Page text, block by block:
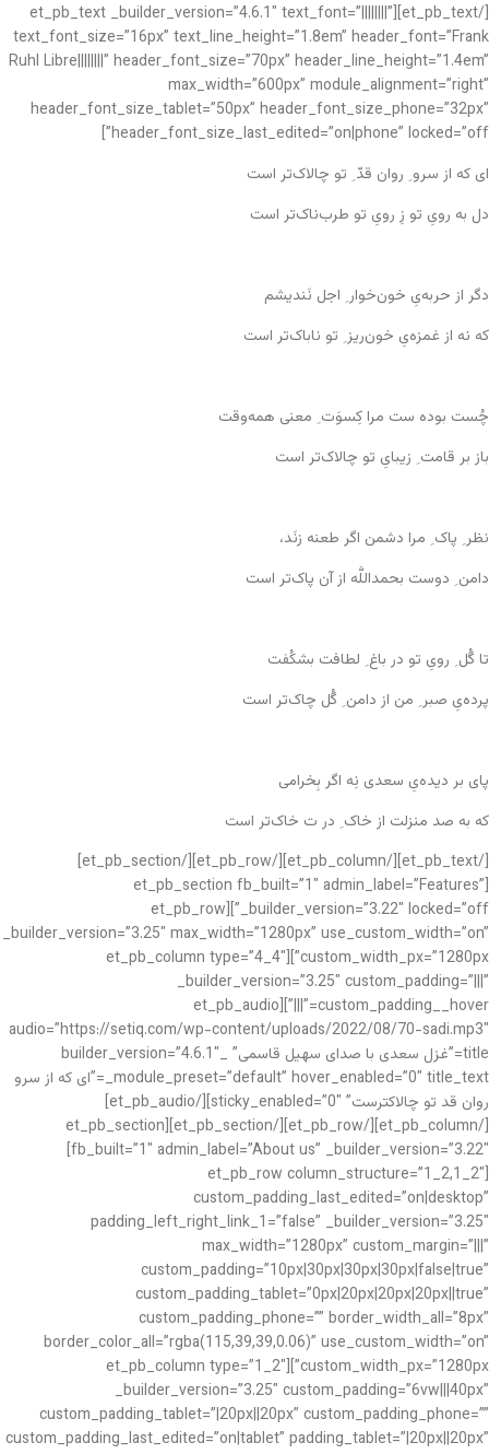
[/et_pb_text][et_pb_text _builder_version=”4.6.1″ text_font=”||||||||”
text_font_size=”16px” text_line_height=”1.8em” header_font=”Frank
Ruhl Libre||||||||” header_font_size=”70px” header_line_height=”1.4em”
max_width=”600px” module_alignment=”right”
header_font_size_tablet=”50px” header_font_size_phone=”32px”
header_font_size_last_edited=”on|phone” locked=”off”]
ای که از سرو ِ روان قدّ ِ تو چالاک‌تر است
دل به رویِ تو زِ رویِ تو طرب‌ناک‌تر است
دگر از حربه‌یِ خون‌خوار ِ اجل نَندیشم
که نه از غمزه‌یِ خون‌ریز ِ تو ناباک‌تر است
چُست بوده ست مرا کِسوَت ِ معنی همه‌وقت
باز بر قامت ِ زیبایِ تو چالاک‌تر است
نظر ِ پاک ِ مرا دشمن اگر طعنه زنَد،
دامن ِ دوست بحمداللَّه از آن پاک‌تر است
تا گُل ِ رویِ تو در باغ ِ لطافت بشکُفت
پرده‌یِ صبر ِ من از دامن ِ گُل چاک‌تر است
پای بر دیده‌یِ سعدی نِه اگر بِخرامی
که به صد منزلت از خاک ِ در ت خاک‌تر است
[/et_pb_text][/et_pb_column][/et_pb_row][/et_pb_section]
[et_pb_section fb_built=”1″ admin_label=”Features”
_builder_version=”3.22″ locked=”off”][et_pb_row
_builder_version=”3.25″ max_width=”1280px” use_custom_width=”on”
custom_width_px=”1280px”][et_pb_column type=”4_4″
_builder_version=”3.25″ custom_padding=”|||”
custom_padding__hover=”|||”][et_pb_audio
audio=”https://setiq.com/wp-content/uploads/2022/08/70-sadi.mp3″
title=”غزل سعدی با صدای سهیل قاسمی” _builder_version=”4.6.1″
_module_preset=”default” hover_enabled=”0″ title_text=”ای که از سرو
روان قد تو چالاکترست” sticky_enabled=”0″][/et_pb_audio]
[/et_pb_column][/et_pb_row][/et_pb_section][et_pb_section
fb_built=”1″ admin_label=”About us” _builder_version=”3.22″]
[et_pb_row column_structure=”1_2,1_2″
custom_padding_last_edited=”on|desktop”
padding_left_right_link_1=”false” _builder_version=”3.25″
max_width=”1280px” custom_margin=”|||”
custom_padding=”10px|30px|30px|30px|false|true”
custom_padding_tablet=”0px|20px|20px|20px||true”
custom_padding_phone=”” border_width_all=”8px”
border_color_all=”rgba(115,39,39,0.06)” use_custom_width=”on”
custom_width_px=”1280px”][et_pb_column type=”1_2″
_builder_version=”3.25″ custom_padding=”6vw|||40px”
custom_padding_tablet=”|20px||20px” custom_padding_phone=””
custom_padding_last_edited=”on|tablet” padding_tablet=”|20px||20px”